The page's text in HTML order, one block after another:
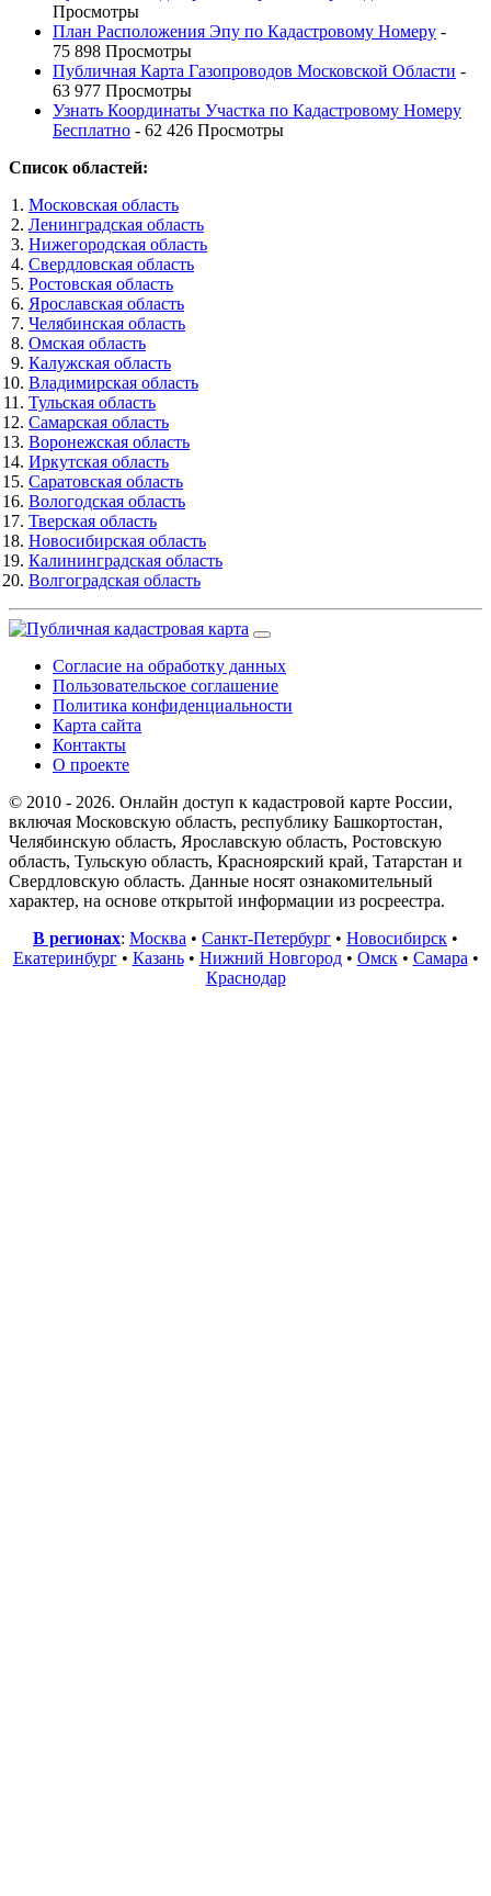
Просмотры
План Расположения Эпу по Кадастровому Номеру -
75 898 Просмотры
Публичная Карта Газопроводов Московской Области -
63 977 Просмотры
Узнать Координаты Участка по Кадастровому Номеру
Бесплатно - 62 426 Просмотры
Список областей:
Московская область
Ленинградская область
Нижегородская область
Свердловская область
Ростовская область
Ярославская область
Челябинская область
Омская область
Калужская область
Владимирская область
Тульская область
Самарская область
Воронежская область
Иркутская область
Саратовская область
Вологодская область
Тверская область
Новосибирская область
Калининградская область
Волгоградская область
Согласие на обработку данных
Пользовательское соглашение
Политика конфиденциальности
Карта сайта
Контакты
О проекте
© 2010 - 2026. Онлайн доступ к кадастровой карте России,
включая Московскую область, республику Башкортостан,
Челябинскую область, Ярославскую область, Ростовскую
область, Тульскую область, Красноярский край, Татарстан и
Свердловскую область. Данные носят ознакомительный
характер, на основе открытой информации из росреестра.
В регионах: Москва • Санкт-Петербург • Новосибирск •
Екатеринбург• Казань• Нижний Новгород• Омск• Самара •
Краснодар